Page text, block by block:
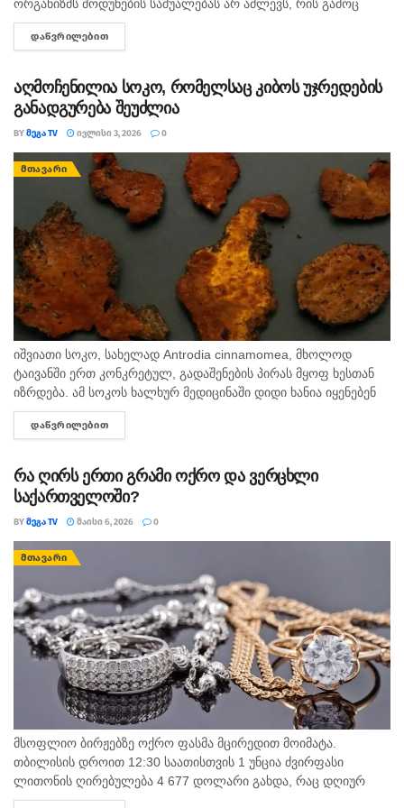
ორგანიზმს მოდუნების საშუალებას არ აძლევს, რის გამოც
გვიანობამდე ვერ ვიძინებთ, ღამით კი ხშირად გვეღვიძება.
თუკი საძინებელში კონდიციონერი...
ᲓᲐᲬᲕᲠᲘᲚᲔᲑᲘᲗ
აღმოჩენილია სოკო, რომელსაც კიბოს უჯრედების
განადგურება შეუძლია
BYᲛᲔᲒᲐ TV ᲘᲕᲚᲘᲡᲘ 3, 2026 0
ᲛᲗᲐᲕᲐᲠᲘ
იშვიათი სოკო, სახელად Antrodia cinnamomea, მხოლოდ
ტაივანში ერთ კონკრეტულ, გადაშენების პირას მყოფ ხესთან
იზრდება. ამ სოკოს ხალხურ მედიცინაში დიდი ხანია იყენებენ
და კვლევებით დადგინდა, რომ მას კიბოსთან ბრძოლის
უნარიც აქვს....
ᲓᲐᲬᲕᲠᲘᲚᲔᲑᲘᲗ
რა ღირს ერთი გრამი ოქრო ­და ვ­ერცხლი
საქართველოში?
BYᲛᲔᲒᲐ TV ᲛᲐᲘᲡᲘ 6, 2026 0
ᲛᲗᲐᲕᲐᲠᲘ
მსოფლიო ბირჟებზე ოქრო ფასმა მცირედით მოიმატა.
თბილისის დროით 12:30 საათისთვის 1 უნცია ძვირფასი
ლითონის ღირებულება 4 677 დოლარი გახდა, რაც დღიურ
ჭრილში ძვირფასი ლითონის ფასზე 2.65%-იან მატებას